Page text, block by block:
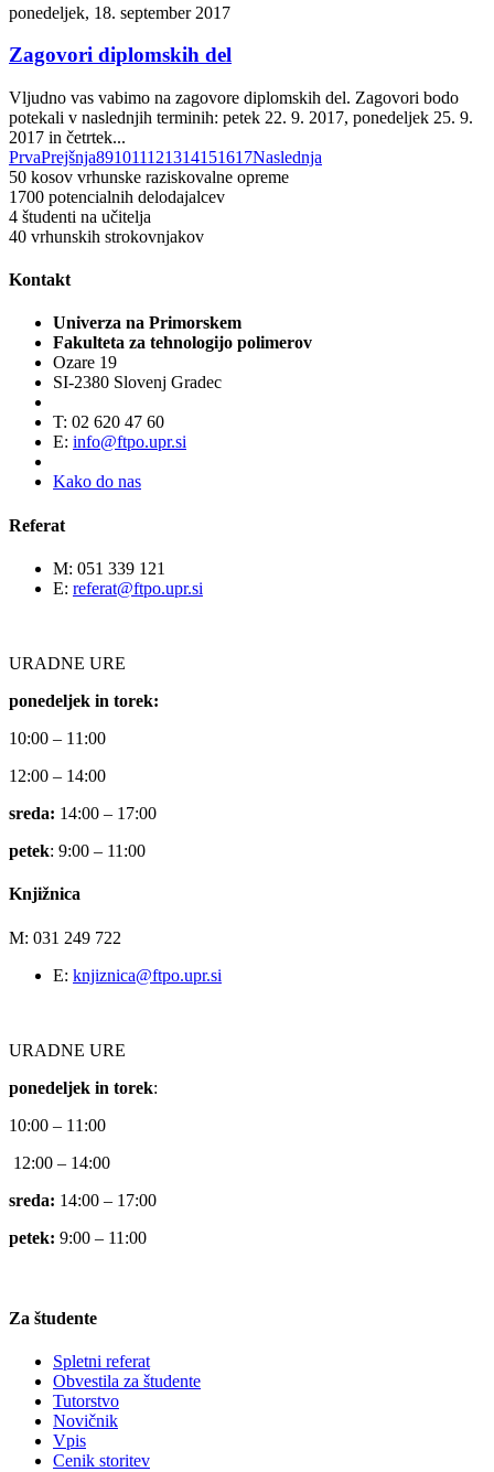
ponedeljek, 18. september 2017
Zagovori diplomskih del
Vljudno vas vabimo na zagovore diplomskih del. Zagovori bodo
potekali v naslednjih terminih: petek 22. 9. 2017, ponedeljek 25. 9.
2017 in četrtek...
PrvaPrejšnja891011121314151617Naslednja
50 kosov vrhunske raziskovalne opreme
1700 potencialnih delodajalcev
4 študenti na učitelja
40 vrhunskih strokovnjakov
Kontakt
Univerza na Primorskem
Fakulteta za tehnologijo polimerov
Ozare 19
SI-2380 Slovenj Gradec
T: 02 620 47 60
E: info@ftpo.upr.si
Kako do nas
Referat
M: 051 339 121
E: referat@ftpo.upr.si
URADNE URE
ponedeljek in torek:
10:00 – 11:00
12:00 – 14:00
sreda: 14:00 – 17:00
petek: 9:00 – 11:00
Knjižnica
M: 031 249 722
E: knjiznica@ftpo.upr.si
URADNE URE
ponedeljek in torek:
10:00 – 11:00
12:00 – 14:00
sreda: 14:00 – 17:00
petek: 9:00 – 11:00
Za študente
Spletni referat
Obvestila za študente
Tutorstvo
Novičnik
Vpis
Cenik storitev